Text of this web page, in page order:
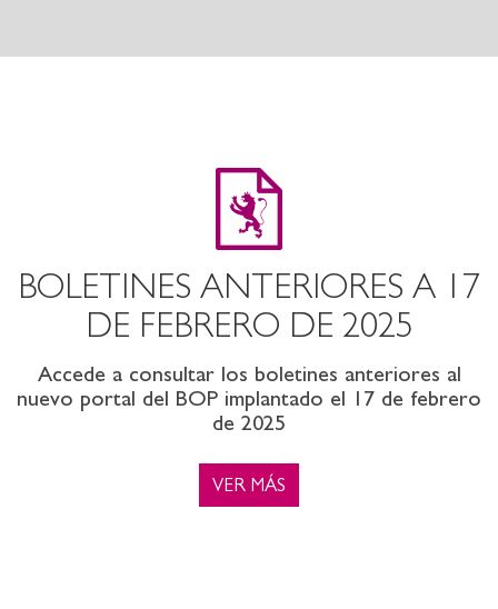
BOLETINES ANTERIORES A 17
DE FEBRERO DE 2025
Accede a consultar los boletines anteriores al
nuevo portal del BOP implantado el 17 de febrero
de 2025
VER MÁS